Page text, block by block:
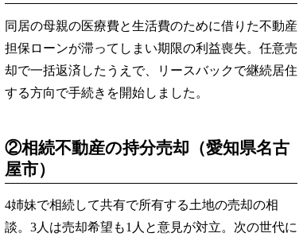
同居の母親の医療費と生活費のために借りた不動産
担保ローンが滞ってしまい期限の利益喪失。任意売
却で一括返済したうえで、リースバックで継続居住
する方向で手続きを開始しました。
②相続不動産の持分売却（愛知県名古
屋市）
4姉妹で相続して共有で所有する土地の売却の相
談。3人は売却希望も1人と意見が対立。次の世代に